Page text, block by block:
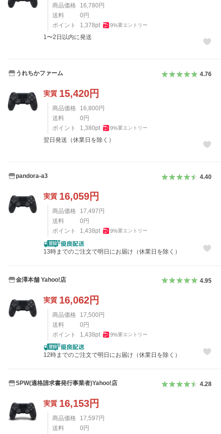
商品価格 16,780 円
送料
0 円
ポイント
1,378pt 9%要エントリー
1〜2日以内に発送
うれちかファーム 4.76
実質 15,420円
商品価格 16,800 円
送料
0 円
ポイント
1,380pt 9%要エントリー
翌日発送（休業日を除く）
pandora-a3 4.40
実質 16,059円
商品価格 17,497 円
送料
0 円
ポイント
1,438pt 9%要エントリー
13時までのご注文で明日にお届け（休業日を除く）
金澤本舗 Yahoo!店 4.95
実質 16,062円
商品価格 17,500円
送料
0円
ポイント
1,438pt 9%要エントリー
12時までのご注文で明日にお届け（休業日を除く）
SPW(適格請求書発行事業者)Yahoo!店 4.28
実質 16,153円
商品価格 17,597 円
送料
0 円